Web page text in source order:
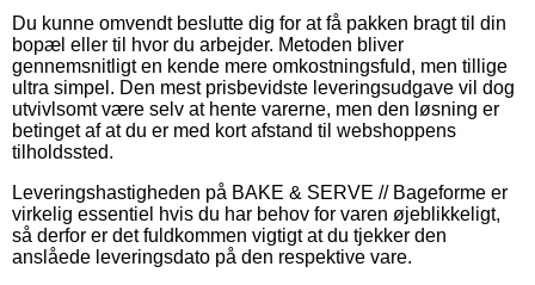
Du kunne omvendt beslutte dig for at få pakken bragt til din
bopæl eller til hvor du arbejder. Metoden bliver
gennemsnitligt en kende mere omkostningsfuld, men tillige
ultra simpel. Den mest prisbevidste leveringsudgave vil dog
utvivlsomt være selv at hente varerne, men den løsning er
betinget af at du er med kort afstand til webshoppens
tilholdssted.
Leveringshastigheden på BAKE & SERVE // Bageforme er
virkelig essentiel hvis du har behov for varen øjeblikkeligt,
så derfor er det fuldkommen vigtigt at du tjekker den
anslåede leveringsdato på den respektive vare.